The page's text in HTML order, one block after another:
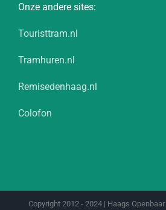
Onze andere sites:
Touristtram.nl
Tramhuren.nl
Remisedenhaag.nl
Colofon
Copyright 2012 - 2024 | Haags